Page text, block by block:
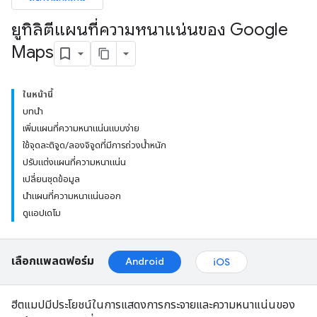
ยูทิลิตีแผนที่ความหนาแน่นของ Google
Maps
ในหน้านี้
บทนำ
เพิ่มแผนที่ความหนาแน่นแบบง่าย
ใช้จุดละติจูด/ลองจิจูดที่มีการถ่วงน้ำหนัก
ปรับแต่งแผนที่ความหนาแน่น
เปลี่ยนชุดข้อมูล
นำแผนที่ความหนาแน่นออก
ดูแอปเดโม
เลือกแพลตฟอร์ม Android iOS
ฮีตแมปมีประโยชน์ในการแสดงการกระจายและความหนาแน่นของ